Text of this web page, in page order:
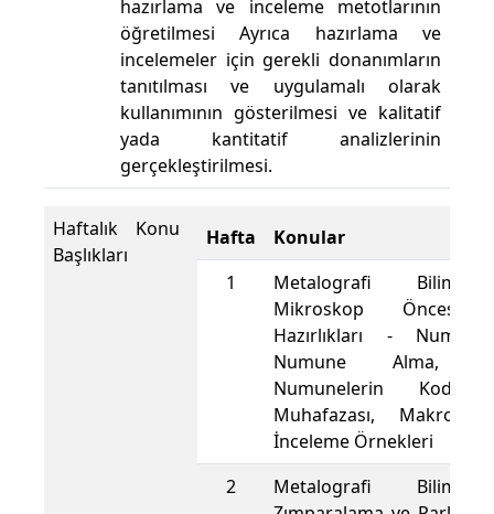
hazırlama ve inceleme metotlarının
öğretilmesi Ayrıca hazırlama ve
incelemeler için gerekli donanımların
tanıtılması ve uygulamalı olarak
kullanımının gösterilmesi ve kalitatif
yada kantitatif analizlerinin
gerçekleştirilmesi.
Haftalık Konu
Başlıkları
Hafta
Konular
1
Metalografi
Mikroskop Öncesi
Hazırlıkları -
Numune Alma,
Numunelerin
Muhafazası, Makro
İnceleme Örnekleri
2
Metalografi